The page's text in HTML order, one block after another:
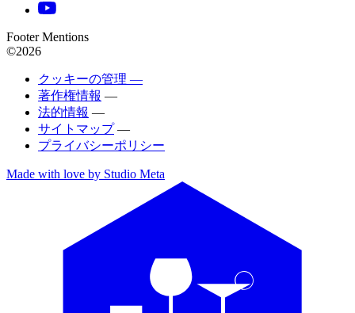
Footer Mentions
©2026
クッキーの管理 —
著作権情報 —
法的情報 —
サイトマップ —
プライバシーポリシー
Made with love by Studio Meta